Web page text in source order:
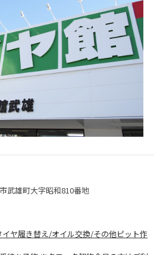
武雄町大字昭和810番地
ヤ履き替え/オイル交換/その他ピット作